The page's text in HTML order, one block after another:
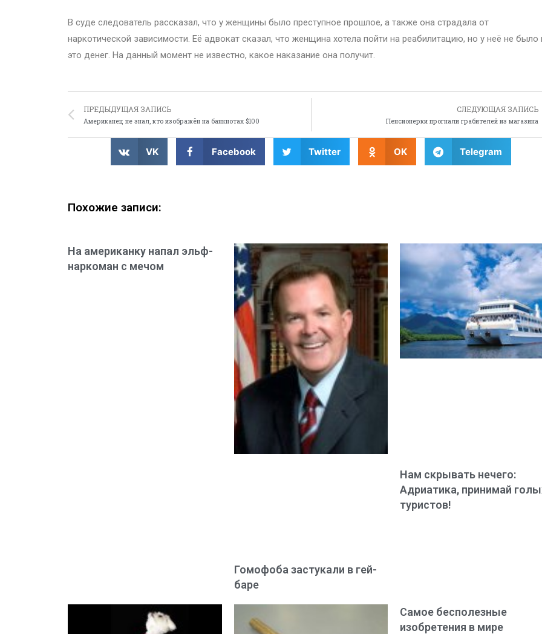
В суде следователь рассказал, что у женщины было преступное прошлое, а также она страдала от
наркотической зависимости. Её адвокат сказал, что женщина хотела пойти на реабилитацию, но у неё не было
это денег. На данный момент не известно, какое наказание она получит.
ПРЕДЫДУЩАЯ ЗАПИСЬ
Американец не знал, кто изображён на банкнотах $100
СЛЕДУЮЩАЯ ЗАПИСЬ
Пенсионерки прогнали грабителей из магазина
VK Facebook Twitter OK Telegram
Похожие записи:
На американку напал эльф-
наркоман с мечом
Гомофоба застукали в гей-
баре
Нам скрывать нечего:
Адриатика, принимай
туристов!
Самое бесполезные
изобретения в мире